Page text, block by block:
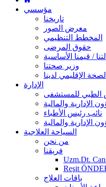
مؤسسي
تاريخنا
معرض الصور
المخطط التنظيمي
حقوق المرضى
/ قيمنا الأساسية
وزير صحتنا
الإقليمي لدينا
الإدارة
الطبي للمستشفى
الإدارية والمالية
نائب رئيس الأطباء
الإدارية والمالية
السياحة العلاجية
من نحن
فريقنا
Uzm.Dt.
Reşit
باقات العلاج